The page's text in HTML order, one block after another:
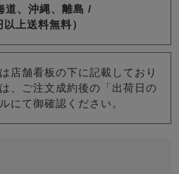
道、沖縄、離島 /
上送料無料）
店舗看板の下に記載しており
、ご注文成約後の「出荷日の
にて御確認ください。